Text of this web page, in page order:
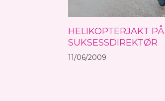
HELIKOPTERJAKT PÅ
SUKSESSDIREKTØR
11/06/2009